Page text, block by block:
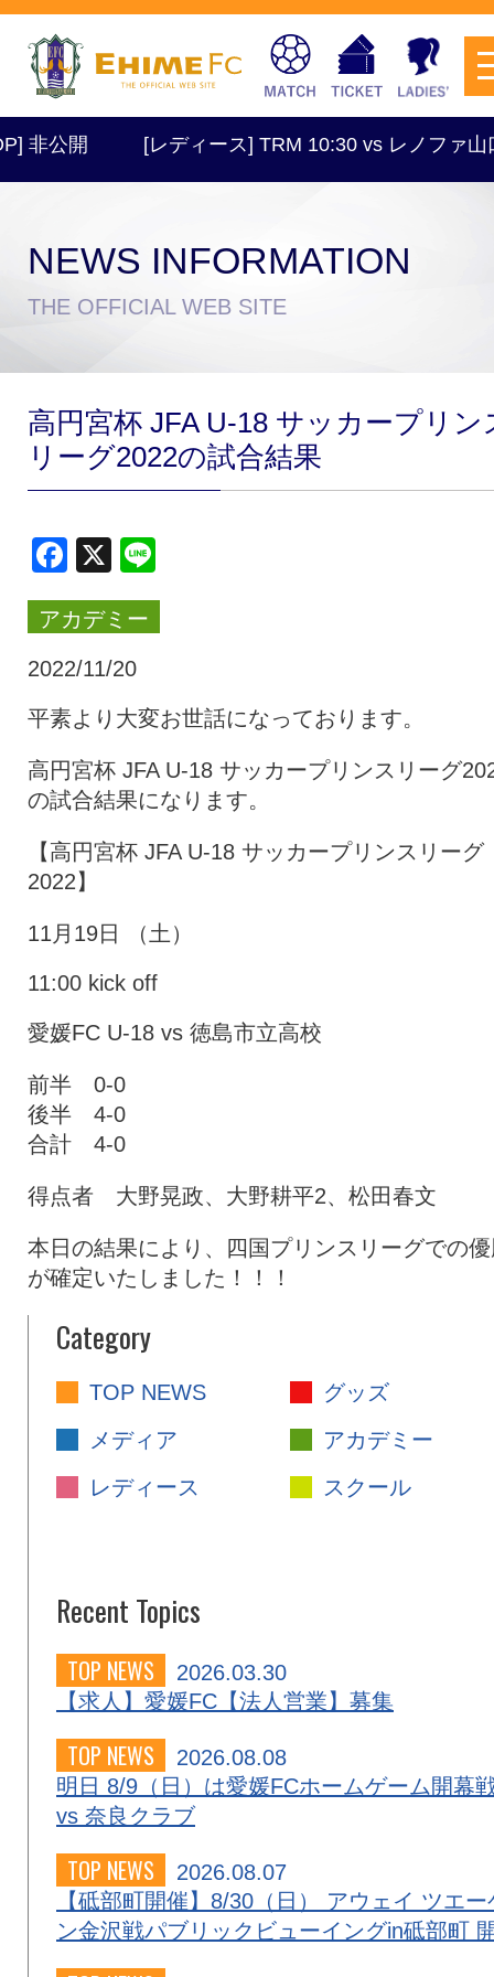
試合日程・結果
スクール
チケットを購入
トップチーム アカデミー
スポンサー グッズ
特設ページ
公開 [レディース] TRM 10:30 vs レノファ山口
NEWS INFORMATION
THE OFFICIAL WEB SITE
高円宮杯 JFA U-18 サッカープリン
リーグ2022の試合結果
Facebook
X
アカデミー
2022/11/20
平素より大変お世話になっております。
高円宮杯 JFA U-18 サッカープリンスリーグ
の試合結果になります。
【高円宮杯 JFA U-18 サッカープリンスリーグ
2022】
11月19日 （土）
11:00 kick off
愛媛FC U-18 vs 徳島市立高校
前半 0-0
後半 4-0
合計 4-0
得点者 大野晃政、大野耕平2、松田春文
本日の結果により、四国プリンスリーグでの
が確定いたしました！！！
Category
TOP NEWS
グッズ
メディア
アカデミー
レディース
スクール
Recent Topics
TOP NEWS
2026.03.30
【求人】愛媛FC【法人営業】募集
TOP NEWS
2026.08.08
明日 8/9（日）は愛媛FCホームゲーム開幕
vs 奈良クラブ
TOP NEWS
2026.08.07
【砥部町開催】8/30（日） アウェイ ツエー
ン金沢戦パブリックビューイングin砥部町